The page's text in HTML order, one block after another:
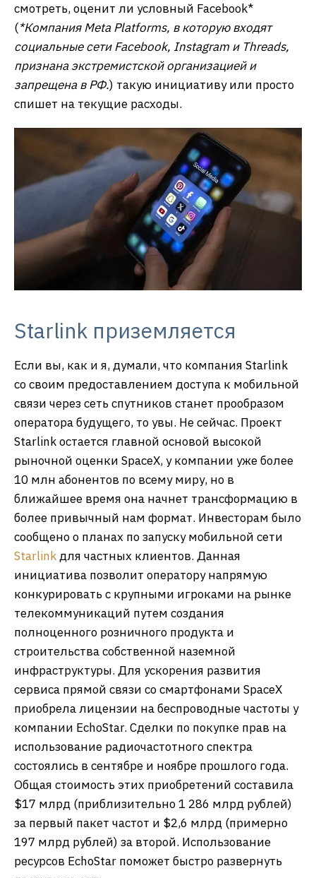
смотреть, оценит ли условный Facebook*
(*Компания Meta Platforms, в которую входят
социальные сети Facebook, Instagram и Threads,
признана экстремистской организацией и
запрещена в РФ.) такую инициативу или просто
спишет на текущие расходы.
Starlink приземляется
Если вы, как и я, думали, что компания Starlink
со своим предоставлением доступа к мобильной
связи через сеть спутников станет прообразом
оператора будущего, то увы. Не сейчас. Проект
Starlink остается главной основой высокой
рыночной оценки SpaceX, у компании уже более
10 млн абонентов по всему миру, но в
ближайшее время она начнет трансформацию в
более привычный нам формат. Инвесторам было
сообщено о планах по запуску мобильной сети
Starlinkдля частных клиентов. Данная
инициатива позволит оператору напрямую
конкурировать с крупными игроками на рынке
телекоммуникаций путем создания
полноценного розничного продукта и
строительства собственной наземной
инфраструктуры. Для ускорения развития
сервиса прямой связи со смартфонами SpaceX
приобрела лицензии на беспроводные частоты у
компании EchoStar. Сделки по покупке прав на
использование радиочастотного спектра
состоялись в сентябре и ноябре прошлого года.
Общая стоимость этих приобретений составила
$17 млрд (приблизительно 1 286 млрд рублей)
за первый пакет частот и $2,6 млрд (примерно
197 млрд рублей) за второй. Использование
ресурсов EchoStar поможет быстро развернуть